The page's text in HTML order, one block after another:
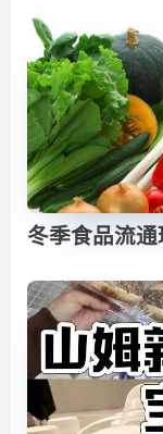
冬季食品流